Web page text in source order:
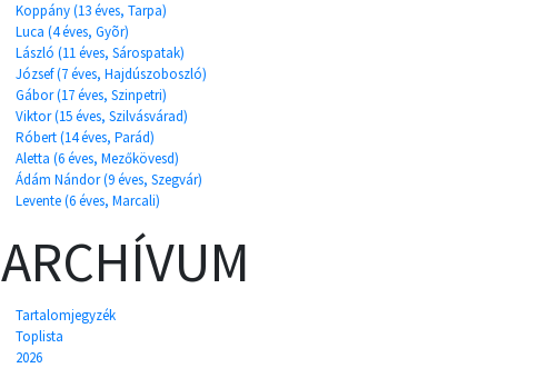
Koppány (13 éves, Tarpa)
Luca (4 éves, Gyõr)
László (11 éves, Sárospatak)
József (7 éves, Hajdúszoboszló)
Gábor (17 éves, Szinpetri)
Viktor (15 éves, Szilvásvárad)
Róbert (14 éves, Parád)
Aletta (6 éves, Mezőkövesd)
Ádám Nándor (9 éves, Szegvár)
Levente (6 éves, Marcali)
ARCHÍVUM
Tartalomjegyzék
Toplista
2026